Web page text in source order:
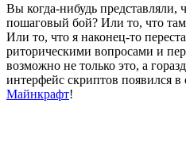
Вы когда-нибудь представляли,
пошаговый бой? Или то, что
Или то, что я наконец-то
риторическими вопросами и
возможно не только это, а
интерфейс скриптов появился
Майнкрафт!